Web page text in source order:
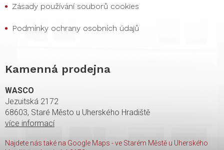
Zásady používání souborů cookies
Podmínky ochrany osobních údajů
Kamenná prodejna
WASCO
Jezuitská 2172
68603, Staré Město u Uherského Hradiště
více informací
Najdete nás také na Google Maps - ve Starém Městě u Uherského